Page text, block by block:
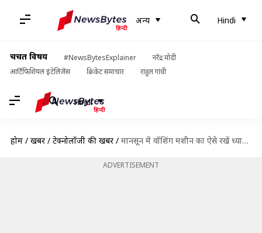
अन्य Hindi
चर्चित विषय #NewsBytesExplainer
नरेंद्र मोदी
आर्टिफिशियल इंटेलिजेंस
क्रिकेट समाचार राहुल गांधी
Hindi
होम / खबरें / टेक्नोलॉजी की खबरें / मानसून में वॉशिंग मशीन का ऐसे रखें ध्यान, कपड़ों में नहीं आएगी सीलन की बदबू
ADVERTISEMENT